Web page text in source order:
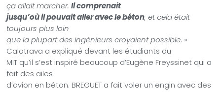
ça allait marcher.Il comprenait
jusqu’où il pouvait aller avec le béton, et cela était
toujours plus loin
que la plupart des ingénieurs croyaient possible. »
Calatrava a expliqué devant les étudiants du
MIT qu’il s’est inspiré beaucoup d’Eugène Freyssinet qui a
fait des ailes
d’avion en béton. BREGUET a fait voler un engin avec des